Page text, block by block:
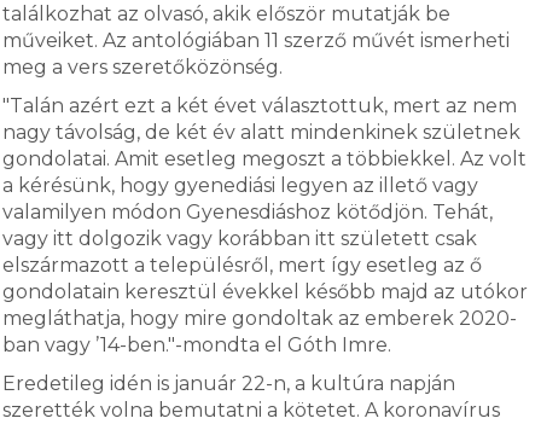
találkozhat az olvasó, akik először mutatják be
műveiket. Az antológiában 11 szerző művét ismerheti
meg a vers szeretőközönség.
"Talán azért ezt a két évet választottuk, mert az nem
nagy távolság, de két év alatt mindenkinek születnek
gondolatai. Amit esetleg megoszt a többiekkel. Az volt
a kérésünk, hogy gyenediási legyen az illető vagy
valamilyen módon Gyenesdiáshoz kötődjön. Tehát,
vagy itt dolgozik vagy korábban itt született csak
elszármazott a településről, mert így esetleg az ő
gondolatain keresztül évekkel később majd az utókor
megláthatja, hogy mire gondoltak az emberek 2020-
ban vagy ’14-ben."-mondta el Góth Imre.
Eredetileg idén is január 22-n, a kultúra napján
szerették volna bemutatni a kötetet. A koronavírus